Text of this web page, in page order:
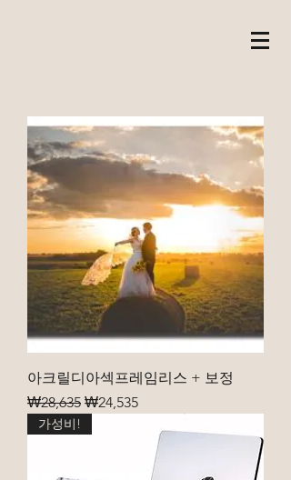
아크릴디아섹프레임리스 + 보정
일반가
₩28,635 할인가
₩24,535
가성비!